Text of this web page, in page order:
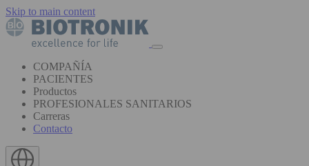
Skip to main content
COMPAÑÍA
PACIENTES
Productos
PROFESIONALES SANITARIOS
Carreras
Contacto